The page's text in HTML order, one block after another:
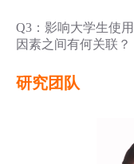
Q3：影响大学生使
因素之间有何关联？
研究团队